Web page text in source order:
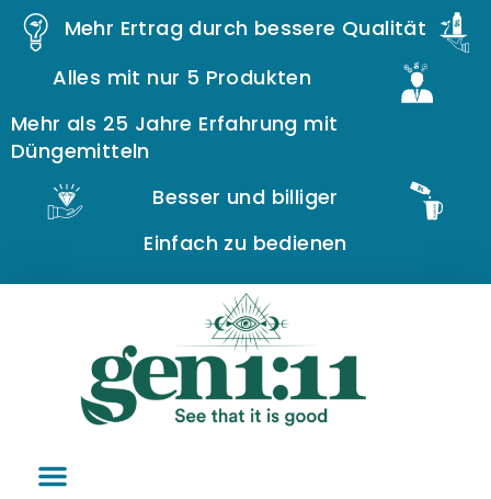
Mehr Ertrag durch bessere Qualität
Alles mit nur 5 Produkten
Mehr als 25 Jahre Erfahrung mit
Düngemitteln
Besser und billiger
Einfach zu bedienen